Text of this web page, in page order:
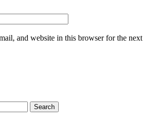
and website in this browser for the next